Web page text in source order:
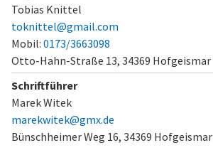
Tobias Knittel
toknittel@gmail.com
Mobil: 0173/3663098
Otto-Hahn-Straße 13, 34369 Hofgeismar
Schriftführer
Marek Witek
marekwitek@gmx.de
Bünschheimer Weg 16, 34369 Hofgeismar